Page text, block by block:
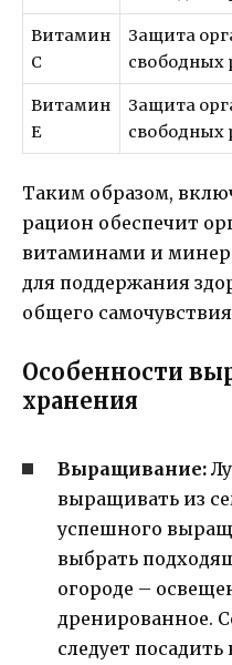
Витамин
C
Защита
свободных
Витамин
E
Защита
свободных
Таким образом,
рацион обеспечит
витаминами и
для поддержания
общего
Особенности
хранения
Выращивание:
выращивать из
успешного
выбрать
огороде –
дренированное.
следует посадить